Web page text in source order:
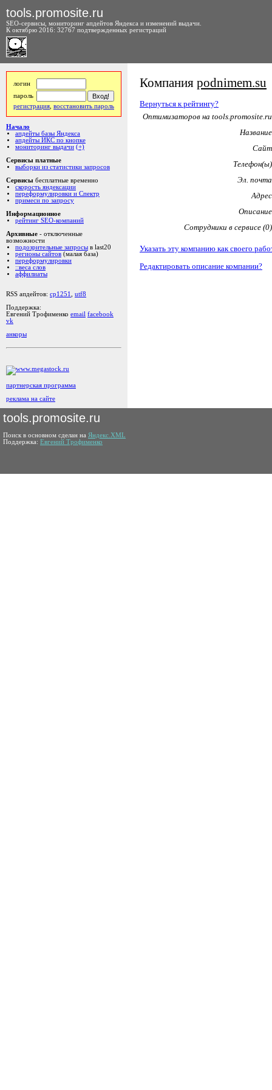
tools.promosite.ru
SEO-сервисы, мониторинг апдейтов Яндекса и изменений выдачи.
К октябрю 2016: 32767 подтвержденных регистраций
логин
пароль
регистрация восстановить пароль
Начало
апдейты базы Яндекса
апдейты ИКС по кнопке
мониторинг выдачи (+)
Сервисы платные
выборки из статистики запросов
Сервисы бесплатные временно
скорость яндексации
переформулировки и Спектр
примеси по запросу
Информационное
рейтинг SEO-компаний
Архивные - отключенные
возможности
подозрительные запросы в last20
регионы сайтов (малая база)
переформулировки
::веса слов
аффилиаты
RSS апдейтов: cp1251
utf8
Поддержка:
Евгений Трофименко email facebook
vk
анкоры
партнерская программа
реклама на сайте
Компания podnimem.su
Вернуться к рейтингу?
Оптимизаторов на tools.promosite.ru
Название
Сайт
Телефон(ы)
Эл. почта
Адрес
Описание
Сотрудники в сервисе (0)
Указать эту компанию как своего
Редактировать описание компании?
tools.promosite.ru
Поиск в основном сделан на Яндекс.XML
Поддержка: Евгений Трофименко